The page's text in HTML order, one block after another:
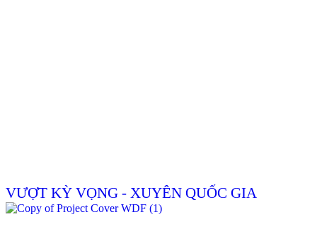
VƯỢT KỲ VỌNG - XUYÊN QUỐC GIA